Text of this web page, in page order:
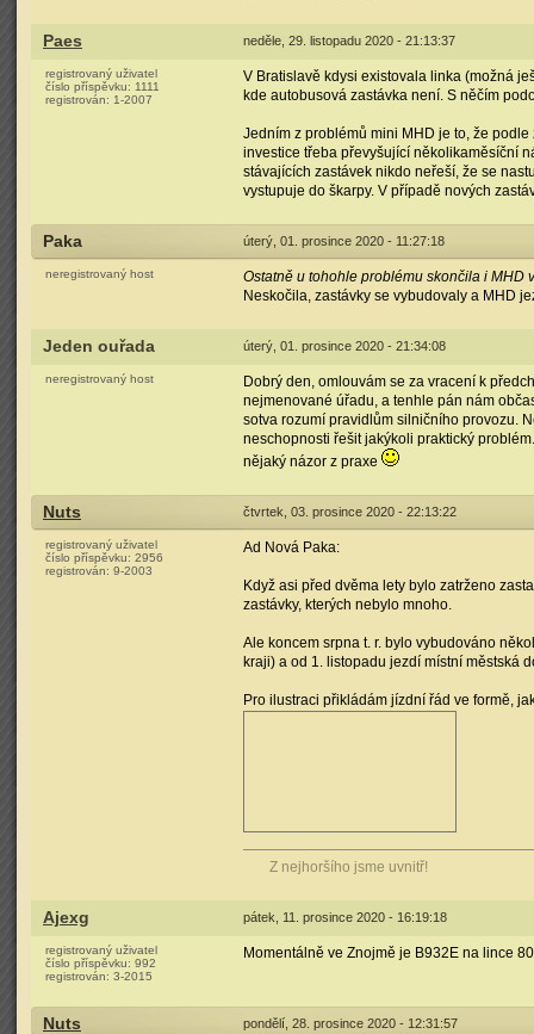
Paes neděle, 29. listopadu 2020 - 21:13:37
registrovaný uživatel
číslo příspěvku: 1111
registrován: 1-2007
V Bratislavě kdysi existovala linka (možná
kde autobusová zastávka není. S něčím
Jedním z problémů mini MHD je to, že
investice třeba převyšující několikaměsíční
stávajících zastávek nikdo neřeší, že se
vystupuje do škarpy. V případě nových
Paka úterý, 01. prosince 2020 - 11:27:18
neregistrovaný host
Ostatně u tohohle problému skončila i MHD
Neskočila, zastávky se vybudovaly a MHD
Jeden ouřada úterý, 01. prosince 2020 - 21:34:08
neregistrovaný host
Dobrý den, omlouvám se za vracení k
nejmenované úřadu, a tenhle pán nám
sotva rozumí pravidlům silničního provozu.
neschopnosti řešit jakýkoli praktický
nějaký názor z praxe
Nuts čtvrtek, 03. prosince 2020 - 22:13:22
registrovaný uživatel
číslo příspěvku: 2956
registrován: 9-2003
Ad Nová Paka:
Když asi před dvěma lety bylo zatrženo
zastávky, kterých nebylo mnoho.
Ale koncem srpna t. r. bylo vybudováno
kraji) a od 1. listopadu jezdí místní městská
Pro ilustraci přikládám jízdní řád ve formě,
Z nejhoršího jsme uvnitř!
Ajexg pátek, 11. prosince 2020 - 16:19:18
registrovaný uživatel
číslo příspěvku: 992
registrován: 3-2015
Momentálně ve Znojmě je B932E na lince
Nuts pondělí, 28. prosince 2020 - 12:31:57